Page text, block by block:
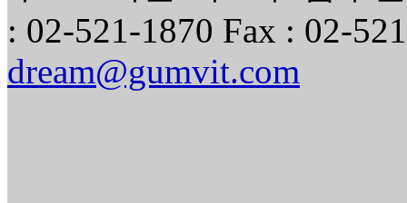
: 02-521-1870 Fax : 02-
dream@gumvit.com